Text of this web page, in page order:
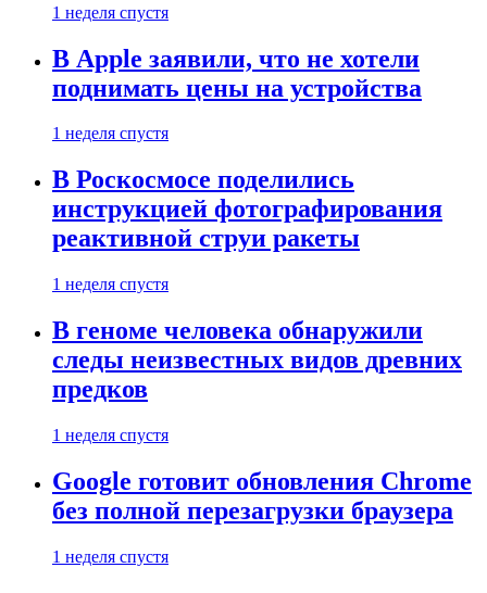
1 неделя спустя
В Apple заявили, что не хотели
поднимать цены на устройства
1 неделя спустя
В Роскосмосе поделились
инструкцией фотографирования
реактивной струи ракеты
1 неделя спустя
В геноме человека обнаружили
следы неизвестных видов древних
предков
1 неделя спустя
Google готовит обновления Chrome
без полной перезагрузки браузера
1 неделя спустя